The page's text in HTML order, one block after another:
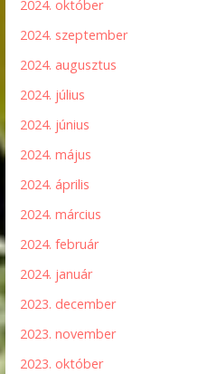
2024. október
2024. szeptember
2024. augusztus
2024. július
2024. június
2024. május
2024. április
2024. március
2024. február
2024. január
2023. december
2023. november
2023. október